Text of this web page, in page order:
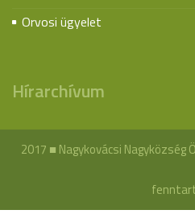
Orvosi ügyelet
Hírarchívum
2017 ■ Nagykovácsi